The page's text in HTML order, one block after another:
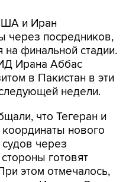
и Иран
через посредников,
на финальной стадии.
Ирана Аббас
в Пакистан в эти
недели.
что Тегеран и
нового
через
готовят
этом отмечалось,